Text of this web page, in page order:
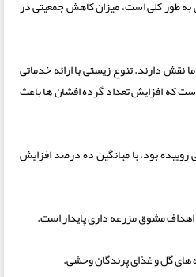
به طور کلی است، میزان کاهش جمعیتی در
نقش دارند. تنوع زیستی با ارائه خدماتی
که افزایش تعداد گرده افشان ها باعث
بود، با میانگین ده درصد افزایش
اهداف مشوق مزرعه داری پایدار است.
های گل و غذای پرندگان وحشی.